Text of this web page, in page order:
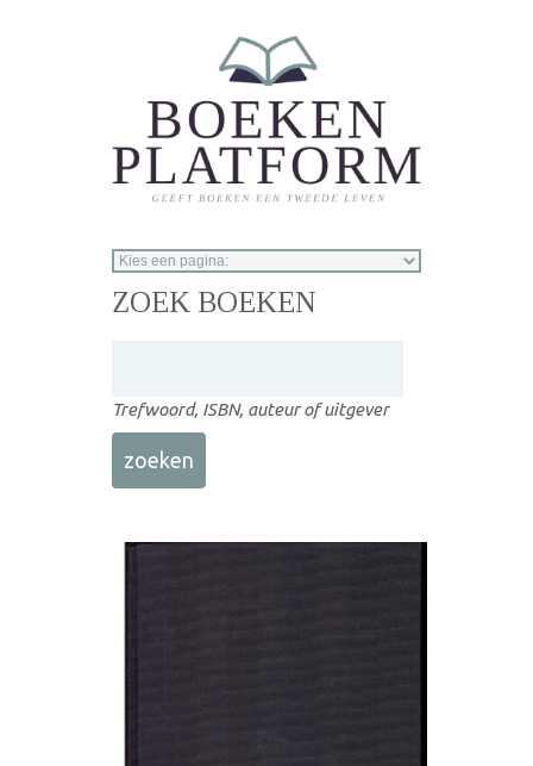
ZOEK BOEKEN
Trefwoord, ISBN, auteur of uitgever